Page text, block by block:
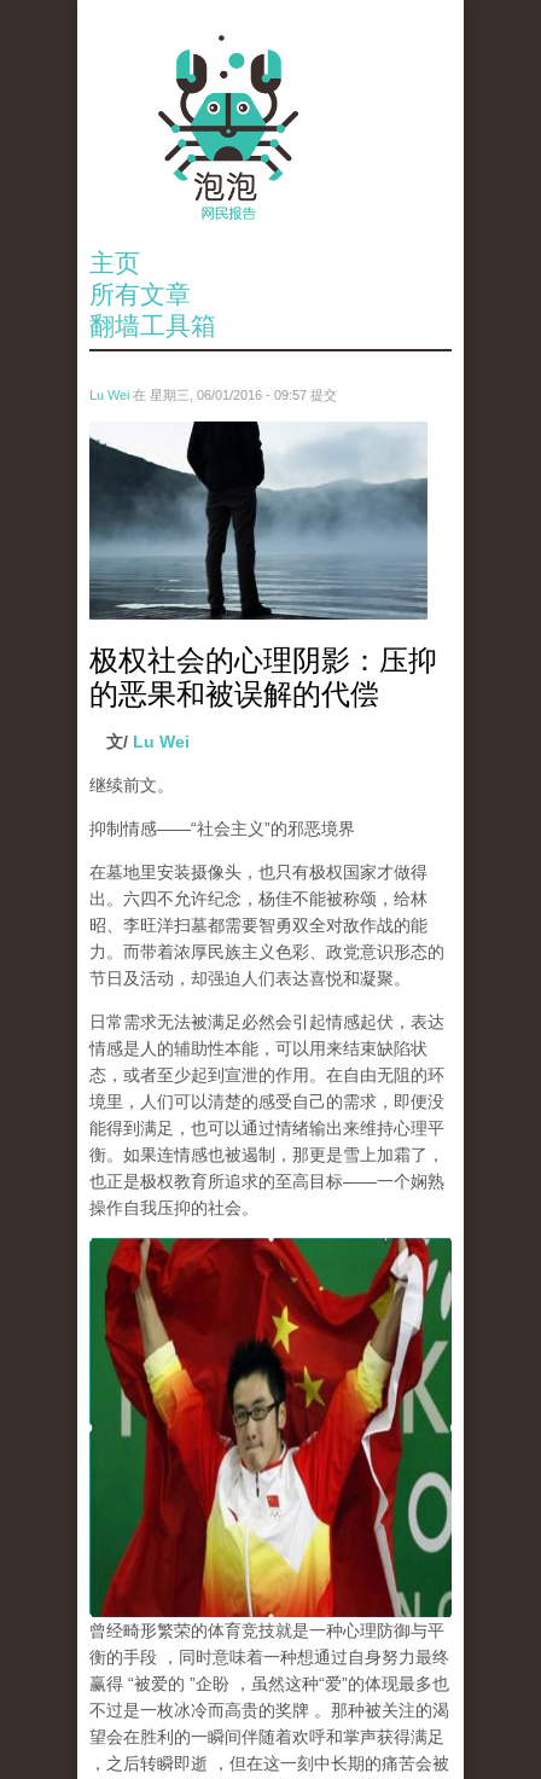
主页
所有文章
翻墙工具箱
Lu Wei 在 星期三, 06/01/2016 - 09:57 提交
wen_tou_tu_2.jpg
极权社会的心理阴影：压抑
的恶果和被误解的代偿
文/ Lu Wei
继续前文。
抑制情感——“社会主义”的邪恶境界
在墓地里安装摄像头，也只有极权国家才做得
出。六四不允许纪念，杨佳不能被称颂，给林
昭、李旺洋扫墓都需要智勇双全对敌作战的能
力。而带着浓厚民族主义色彩、政党意识形态的
节日及活动，却强迫人们表达喜悦和凝聚。
日常需求无法被满足必然会引起情感起伏， 表达
情感是人的辅助性本能，可以用来结束缺陷状
态，或者至少起到宣泄的作用 。在自由无阻的环
境里，人们可以清楚的感受自己的需求，即便没
能得到满足，也可以通过情绪输出来维持心理平
衡。如果连情感也被遏制，那更是雪上加霜了，
也正是极权教育所追求的至高目标——一个娴熟
操作自我压抑的社会。
曾经畸形繁荣的体育竞技就是一种心理防御与平
衡的手段
，同时意味着一种想通过自身努力最终
赢得 “被爱的 ”企盼 ，虽然这种“爱”的体现最多也
不过是一枚冰冷而高贵的奖牌 。那种被关注的渴
望会在胜利的一瞬间伴随着欢呼和掌声获得满足
，之后转瞬即逝
，但在这一刻中长期的痛苦会被